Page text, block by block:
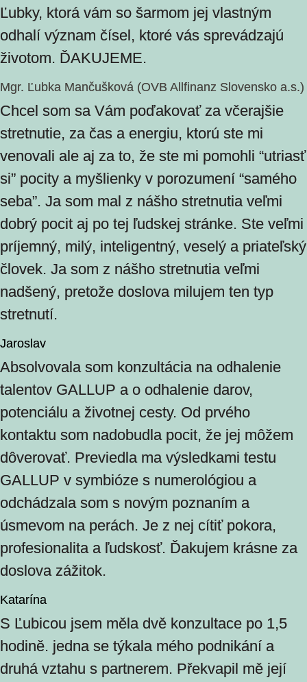
Ľubky, ktorá vám so šarmom jej vlastným
odhalí význam čísel, ktoré vás sprevádzajú
životom. ĎAKUJEME.
Mgr. Ľubka Mančušková (OVB Allfinanz Slovensko a.s.)
Chcel som sa Vám poďakovať za včerajšie
stretnutie, za čas a energiu, ktorú ste mi
venovali ale aj za to, že ste mi pomohli “utriasť
si” pocity a myšlienky v porozumení “samého
seba”. Ja som mal z nášho stretnutia veľmi
dobrý pocit aj po tej ľudskej stránke. Ste veľmi
príjemný, milý, inteligentný, veselý a priateľský
človek. Ja som z nášho stretnutia veľmi
nadšený, pretože doslova milujem ten typ
stretnutí.
Jaroslav
Absolvovala som konzultácia na odhalenie
talentov GALLUP a o odhalenie darov,
potenciálu a životnej cesty. Od prvého
kontaktu som nadobudla pocit, že jej môžem
dôverovať. Previedla ma výsledkami testu
GALLUP v symbióze s numerológiou a
odchádzala som s novým poznaním a
úsmevom na perách. Je z nej cítiť pokora,
profesionalita a ľudskosť. Ďakujem krásne za
doslova zážitok.
Katarína
S Ľubicou jsem měla dvě konzultace po 1,5
hodině. jedna se týkala mého podnikání a
druhá vztahu s partnerem. Překvapil mě její